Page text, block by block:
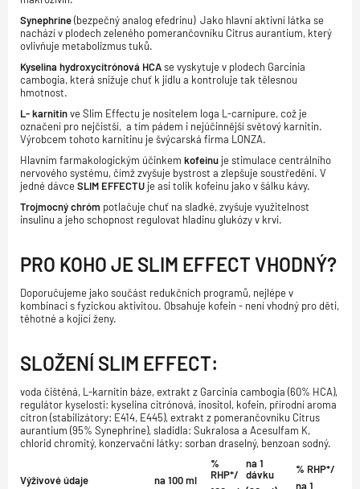
Synephrine(bezpečný analog efedrinu) Jako hlavní aktivní látka se
nachází v plodech zeleného pomerančovníku Citrus aurantium, který
ovlivňuje metabolizmus tuků.
Kyselina hydroxycitrónová HCAse vyskytuje v plodech Garcinia
cambogia, která snižuje chuť k jídlu a kontroluje tak tělesnou
hmotnost.
L- karnitinve Slim Effectu je nositelem loga L-carnipure, což je
označení pro nejčistší, a tím pádem i nejúčinnější světový karnitin.
Výrobcem tohoto karnitinu je švýcarská firma LONZA.
Hlavním farmakologickým účinkem kofeinu je stimulace centrálního
nervového systému, čímž zvyšuje bystrost a zlepšuje soustředění. V
jedné dávceSLIM EFFECTU je asi tolik kofeinu jako v šálku kávy.
Trojmocný chróm potlačuje chuť na sladké, zvyšuje využitelnost
insulinu a jeho schopnost regulovat hladinu glukózy v krvi.
PRO KOHO JE SLIM EFFECT VHODNÝ?
Doporučujeme jako součást redukčních programů, nejlépe v
kombinaci s fyzickou aktivitou. Obsahuje kofein - není vhodný pro děti,
těhotné a kojící ženy.
SLOŽENÍ SLIM EFFECT:
voda čištěná, L-karnitin báze, extrakt z Garcinia cambogia (60% HCA),
regulátor kyselosti: kyselina citrónová, inositol, kofein, přírodní aroma
citron (stabilizátory: E414, E445), extrakt z pomerančovníku Citrus
aurantium (95% Synephrine), sladidla: Sukralosa a Acesulfam K,
chlorid chromitý, konzervační látky: sorban draselný, benzoan sodný.
Výživové údaje na 100 ml
%
RHP*/
na 1
dávku
% RHP*/
na 1